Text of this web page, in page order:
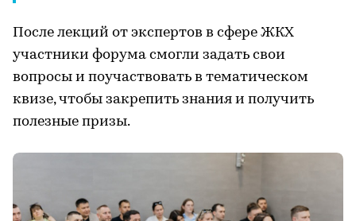
После лекций от экспертов в сфере ЖКХ
участники форума смогли задать свои
вопросы и поучаствовать в тематическом
квизе, чтобы закрепить знания и получить
полезные призы.